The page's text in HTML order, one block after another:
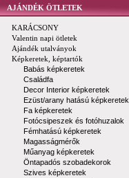
AJÁNDÉK ÖTLETEK
KARÁCSONY
Valentin napi ötletek
Ajándék utalványok
Képkeretek, képtartók
Babás képkeretek
Családfa
Decor Interior képkeretek
Ezüst/arany hatású képkeretek
Fa képkeretek
Fotócsipeszek és fotóhuzalok
Fémhatású képkeretek
Magasságmérők
Műanyag képkeretek
Öntapadós szobadekorok
Szives képkeretek